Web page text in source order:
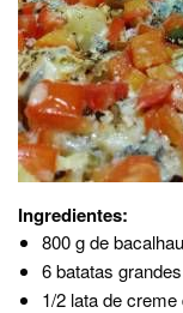
Ingredientes:
800 g de
6 batatas
1/2 lata de creme